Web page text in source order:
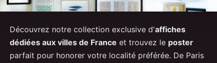
Découvrez notre collection exclusive d'affiches
dédiées aux villes de France et trouvez le poster
parfait pour honorer votre localité préférée. De Paris